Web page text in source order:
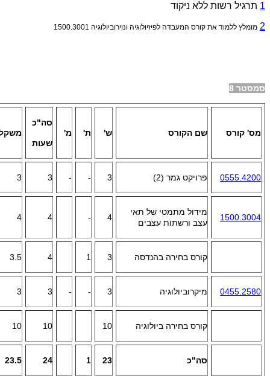
1 תרגיל רשות ללא ניקוד
2 מומלץ ללמוד את קורס המעבדה לפיזיולוגיה ונוירוביולוגיה 1500.3001
סמסטר 8
מס' קורס שם הקורס ש' ת' מ'
סה"כ
שעות
0555.4200 פרויקט גמר (2) 3
-
-
3
3
1500.3004
מידול מתמטי של תאי
עצב ורשתות עצבים
4
-
4
4
קורס בחירה בהנדסה 3
1
4
3.5
0455.2580 מיקרוביולוגיה 3
-
-
3
3
קורס בחירה ביולוגיה 10
10
10
סה"כ 23
1
24
23.5